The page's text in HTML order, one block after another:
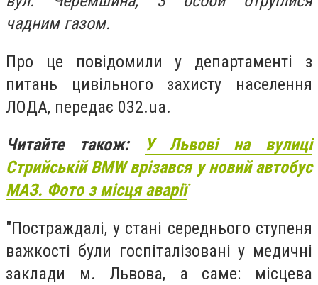
чадним газом.
Про це повідомили у департаменті з
питань цивільного захисту населення
ЛОДА, передає 032.ua.
Читайте також:
У Львові на вулиці
Стрийській BMW врізався у новий автобус
МАЗ. Фото з місця аварії
"Постраждалі, у стані середнього ступеня
важкості були госпіталізовані у медичні
заклади м. Львова, а саме: місцева